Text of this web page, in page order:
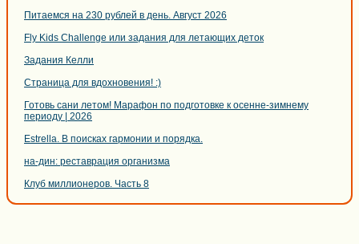
Питаемся на 230 рублей в день. Август 2026
Fly Kids Challenge или задания для летающих деток
Задания Келли
Страница для вдохновения! :)
Готовь сани летом! Марафон по подготовке к осенне-зимнему
периоду | 2026
Estrella. В поисках гармонии и порядка.
на-дин: реставрация организма
Клуб миллионеров. Часть 8